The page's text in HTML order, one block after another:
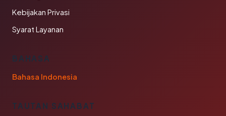
Kebijakan Privasi
Syarat Layanan
BAHASA
Bahasa Indonesia
TAUTAN SAHABAT